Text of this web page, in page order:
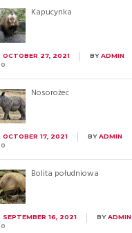
Kapucynka
OCTOBER 27, 2021 BYADMIN
0
Nosorożec
OCTOBER 17, 2021 BYADMIN
0
Bolita południowa
SEPTEMBER 16, 2021 BYADMIN
0